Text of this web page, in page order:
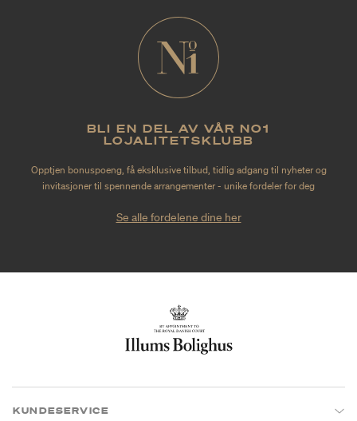
BLI EN DEL AV VÅR NO1
LOJALITETSKLUBB
Opptjen bonuspoeng, få eksklusive tilbud, tidlig adgang til nyheter og
invitasjoner til spennende arrangementer - unike fordeler for deg
Se alle fordelene dine her
KUNDESERVICE